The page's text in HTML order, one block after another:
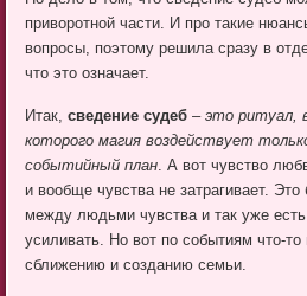
приворотной части. И про такие
вопросы, поэтому решила сразу в
что это означает.
Итак,сведение судеб –это ритуал,
которого магия воздействует
событийный план . А вот чувство
и вообще чувства не затрагивает. Это
между людьми чувства и так уже
усиливать. Но вот по событиям что-то
сближению и созданию семьи.